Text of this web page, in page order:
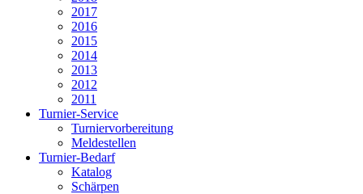
2017
2016
2015
2014
2013
2012
2011
Turnier-Service
Turniervorbereitung
Meldestellen
Turnier-Bedarf
Katalog
Schärpen